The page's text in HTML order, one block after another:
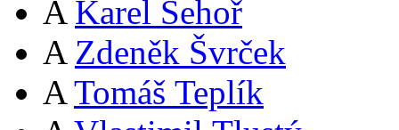
A Karel Sehoř
A Zdeněk Švrček
A Tomáš Teplík